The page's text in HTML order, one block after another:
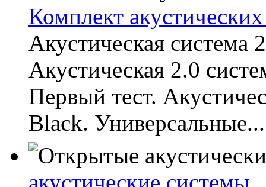
Комплект
Акустическая
Акустическая 2.0
Первый тест.
Black. Универсальные...